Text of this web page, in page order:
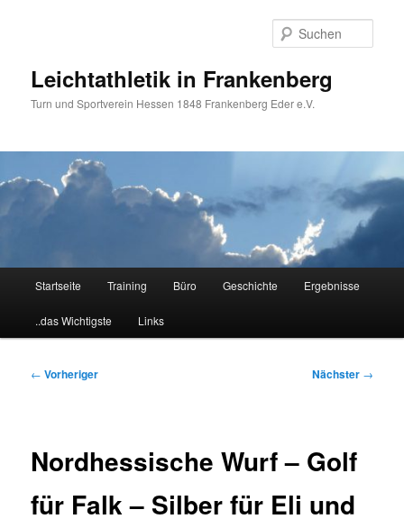
Leichtathletik in Frankenberg
Turn und Sportverein Hessen 1848 Frankenberg Eder e.V.
Startseite Training Büro Geschichte Ergebnisse
..das Wichtigste Links
Beitragsnavigation
← Vorheriger Nächster →
Nordhessische Wurf – Golf
für Falk – Silber für Eli und